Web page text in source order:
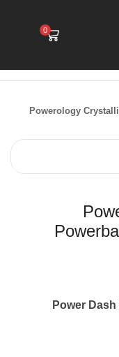
0
Powerology
, -Power